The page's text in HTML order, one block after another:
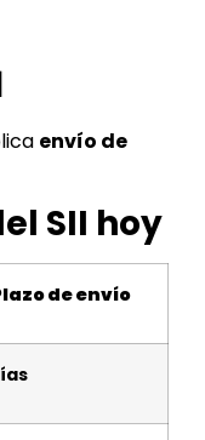
envío de
SII hoy
de envío